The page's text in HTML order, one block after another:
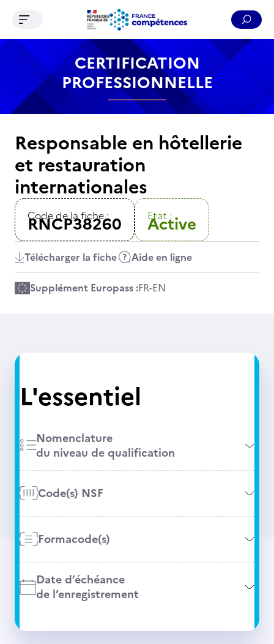
Contenu Recherche Menu Pied de page
Ouvrir le menu de navigation
CERTIFICATION
PROFESSIONNELLE
Responsable en hôtellerie
et restauration
internationales
Code de la fiche :
RNCP38260 Etat :
Active
Télécharger la fiche Aide en ligne
Supplément Europass :FR-EN
L'essentiel
Nomenclature
du niveau de qualification
Code(s) NSF
Formacode(s)
Date d’échéance
de l’enregistrement